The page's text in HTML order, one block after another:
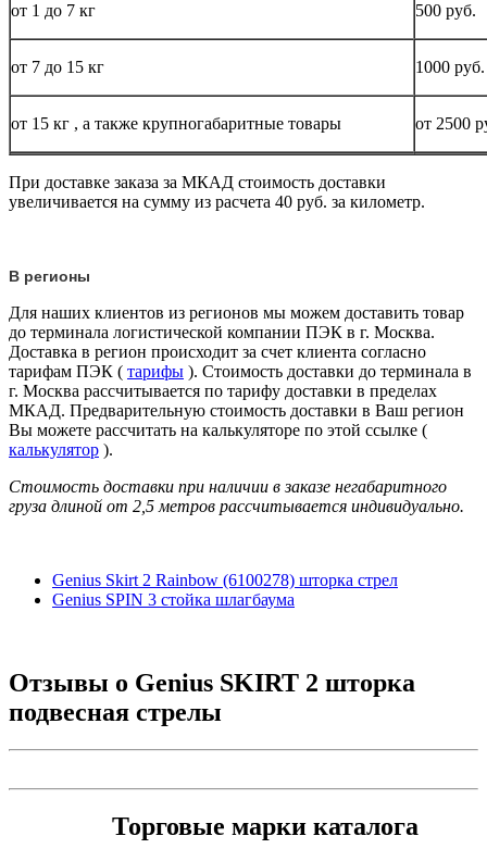
от 1 до 7 кг 500 руб.
от 7 до 15 кг 1000 руб.
от 15 кг , а также крупногабаритные товары от 2500
При доставке заказа за МКАД стоимость доставки
увеличивается на сумму из расчета 40 руб. за километр.
В регионы
Для наших клиентов из регионов мы можем доставить товар
до терминала логистической компании ПЭК в г. Москва.
Доставка в регион происходит за счет клиента согласно
тарифам ПЭК ( тарифы ). Стоимость доставки до терминала в
г. Москва рассчитывается по тарифу доставки в пределах
МКАД. Предварительную стоимость доставки в Ваш регион
Вы можете рассчитать на калькуляторе по этой ссылке (
калькулятор ).
Стоимость доставки при наличии в заказе негабаритного
груза длиной от 2,5 метров рассчитывается индивидуально.
Genius Skirt 2 Rainbow (6100278) шторка стрел
Genius SPIN 3 стойка шлагбаума
Отзывы о Genius SKIRT 2 шторка
подвесная стрелы
Торговые марки каталога